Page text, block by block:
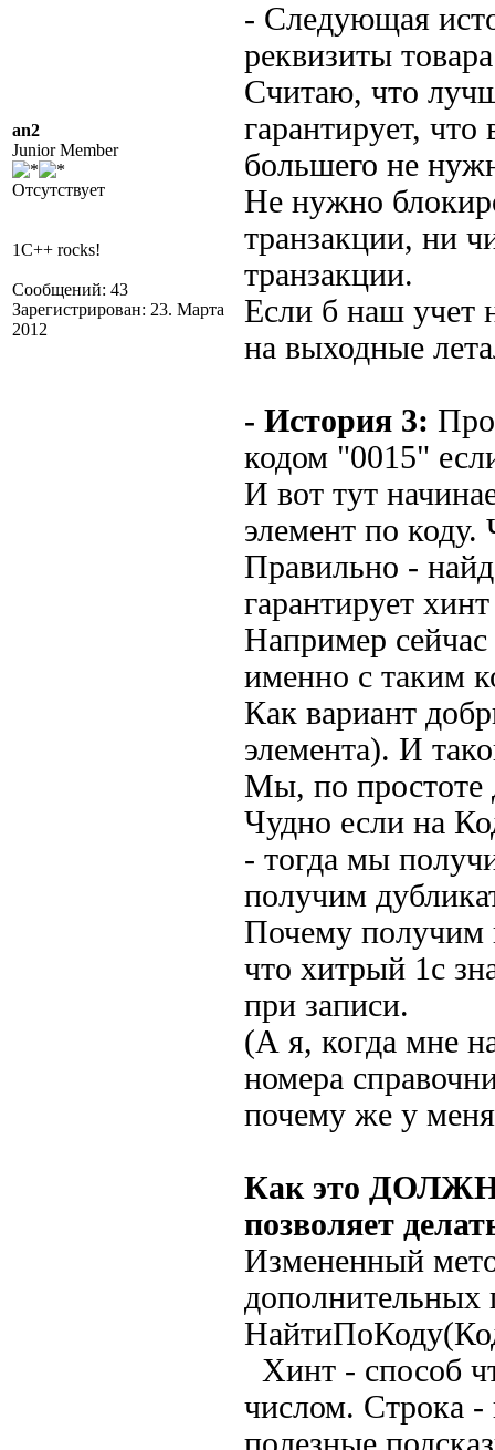
an2
Junior Member
Отсутствует
1C++ rocks!
Сообщений: 43
Зарегистрирован: 23. Марта
2012
- Следующая
реквизиты
Считаю, что
гарантирует,
большего не
Не нужно
транзакции, ни
транзакции.
Если б наш учет
на выходные
- История 3:
кодом "0015"
И вот тут
элемент по коду.
Правильно -
гарантирует
Например сейчас
именно с таким
Как вариант
элемента). И
Мы, по простоте
Чудно если на
- тогда мы
получим
Почему получим
что хитрый 1с
при записи.
(А я, когда мне
номера
почему же у меня
Как это
позволяет
Измененный
дополнительных
Хинт - способ
числом. Строка -